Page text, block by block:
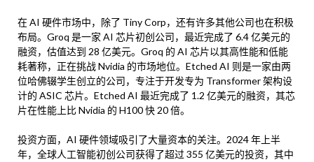
在 AI 硬件市场中，除了 Tiny Corp，还有许多其他公司也在积极
布局。Groq 是一家 AI 芯片初创公司，最近完成了 6.4 亿美元的
融资，估值达到 28 亿美元。Groq 的 AI 芯片以其高性能和低能
耗著称，正在挑战 Nvidia 的市场地位。Etched AI 则是一家由两
位哈佛辍学生创立的公司，专注于开发专为 Transformer 架构设
计的 ASIC 芯片。Etched AI 最近完成了 1.2 亿美元的融资，其芯
片在性能上比 Nvidia 的 H100 快 20 倍。
投资方面，AI 硬件领域吸引了大量资本的关注。2024 年上半
年，全球人工智能初创公司获得了超过 355 亿美元的投资，其中